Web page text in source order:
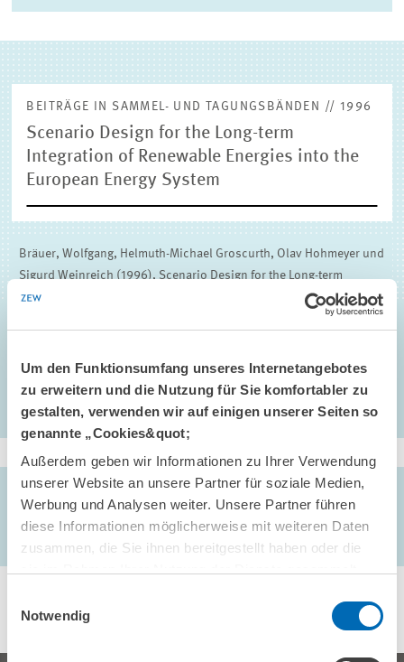
Um den Funktionsumfang unseres Internetangebotes
zu erweitern und die Nutzung für Sie komfortabler zu
gestalten, verwenden wir auf einigen unserer Seiten so
genannte „Cookies&quot;
Außerdem geben wir Informationen zu Ihrer Verwendung
unserer Website an unsere Partner für soziale Medien,
Werbung und Analysen weiter. Unsere Partner führen
diese Informationen möglicherweise mit weiteren Daten
zusammen, die Sie ihnen bereitgestellt haben oder die
Notwendig
TWITTERLINKEDINE-
BEITRÄGE IN SAMMEL- UND TAGUNGSBÄNDEN // 1996
Scenario Design for the Long-term
Integration of Renewable Energies into the
European Energy System
Bräuer, Wolfgang, Helmuth-Michael Groscurth, Olav Hohmeyer und
Sigurd Weinreich (1996), Scenario Design for the Long-term
Integration of Renewable Energies into the European Energy
AUTOREN/-INNEN
Wolfgang Bräuer // Helmuth-Michael Groscurth // Olav
Hohmeyer // Sigurd Weinreich